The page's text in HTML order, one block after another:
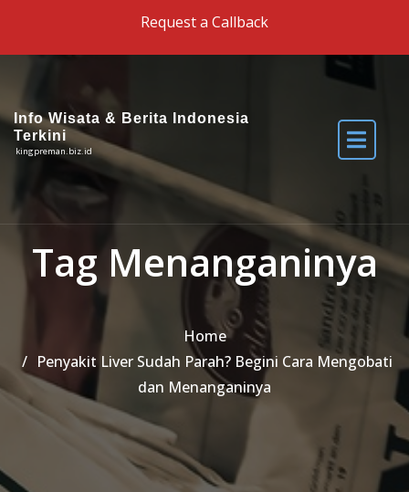
Request a Callback
Info Wisata & Berita Indonesia
Terkini
kingpreman.biz.id
Tag Menanganinya
Home
Penyakit Liver Sudah Parah? Begini Cara Mengobati
dan Menanganinya